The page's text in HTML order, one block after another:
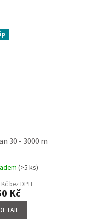
30 - 3000 m
(>5 ks)
Kč bez DPH
Kč